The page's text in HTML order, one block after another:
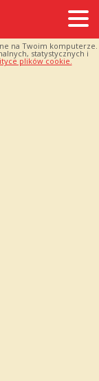
na Twoim komputerze.
statystycznych i
plików cookie.